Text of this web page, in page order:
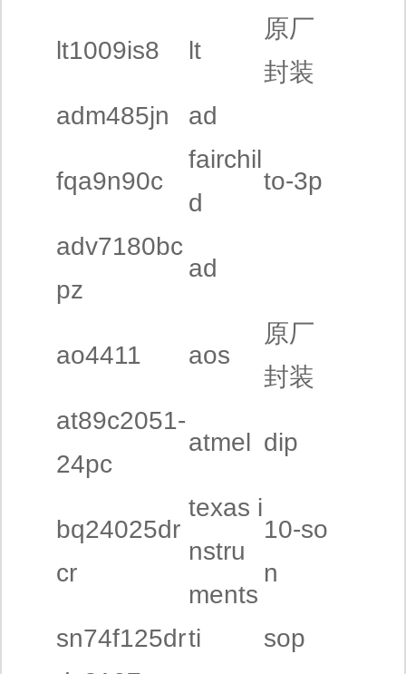
lt1009is8 lt
原厂
封装
adm485jn
ad
fqa9n90c
fairchil
d
to-3p
adv7180bc
pz
ad
ao4411 aos
原厂
封装
at89c2051-
24pc
atmel dip
bq24025dr
cr
texas i
nstru
ments
10-so
n
sn74f125drti
sop